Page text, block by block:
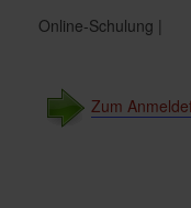
Online-Schulung |
Zum